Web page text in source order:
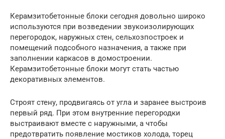
Керамзитобетонные блоки сегодня довольно широко
используются при возведении звукоизолирующих
перегородок, наружных стен, сельхозпостроек и
помещений подсобного назначения, а также при
заполнении каркасов в домостроении.
Керамзитобетонные блоки могут стать частью
декоративных элементов.
Строят стену, продвигаясь от угла и заранее выстроив
первый ряд. При этом внутренние перегородки
выстраивают вместе с наружными, а чтобы
предотвратить появление мостиков холода, торец